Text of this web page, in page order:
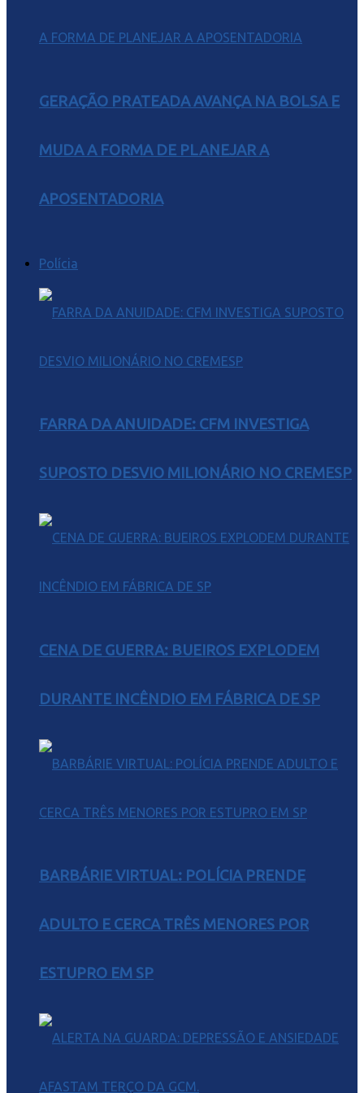
GERAÇÃO PRATEADA AVANÇA NA BOLSA E
MUDA A FORMA DE PLANEJAR A
APOSENTADORIA
Polícia
FARRA DA ANUIDADE: CFM INVESTIGA
SUPOSTO DESVIO MILIONÁRIO NO CREMESP
CENA DE GUERRA: BUEIROS EXPLODEM
DURANTE INCÊNDIO EM FÁBRICA DE SP
BARBÁRIE VIRTUAL: POLÍCIA PRENDE
ADULTO E CERCA TRÊS MENORES POR
ESTUPRO EM SP